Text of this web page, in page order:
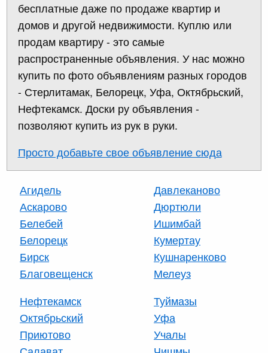
бесплатные даже по продаже квартир и
домов и другой недвижимости. Куплю или
продам квартиру - это самые
распространенные объявления. У нас можно
купить по фото объявлениям разных городов
- Стерлитамак, Белорецк, Уфа, Октябрьский,
Нефтекамск. Доски ру объявления -
позволяют купить из рук в руки.
Просто добавьте свое объявление сюда
Агидель
Аскарово
Белебей
Белорецк
Бирск
Благовещенск
Давлеканово
Дюртюли
Ишимбай
Кумертау
Кушнаренково
Мелеуз
Нефтекамск
Октябрьский
Приютово
Туймазы
Уфа
Учалы